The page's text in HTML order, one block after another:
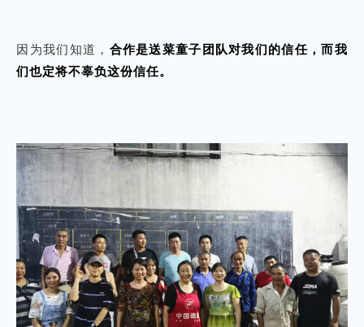
因为我们知道， 合作是送菜童子团队对我们的信任，而我
们也定将不辜负这份信任。